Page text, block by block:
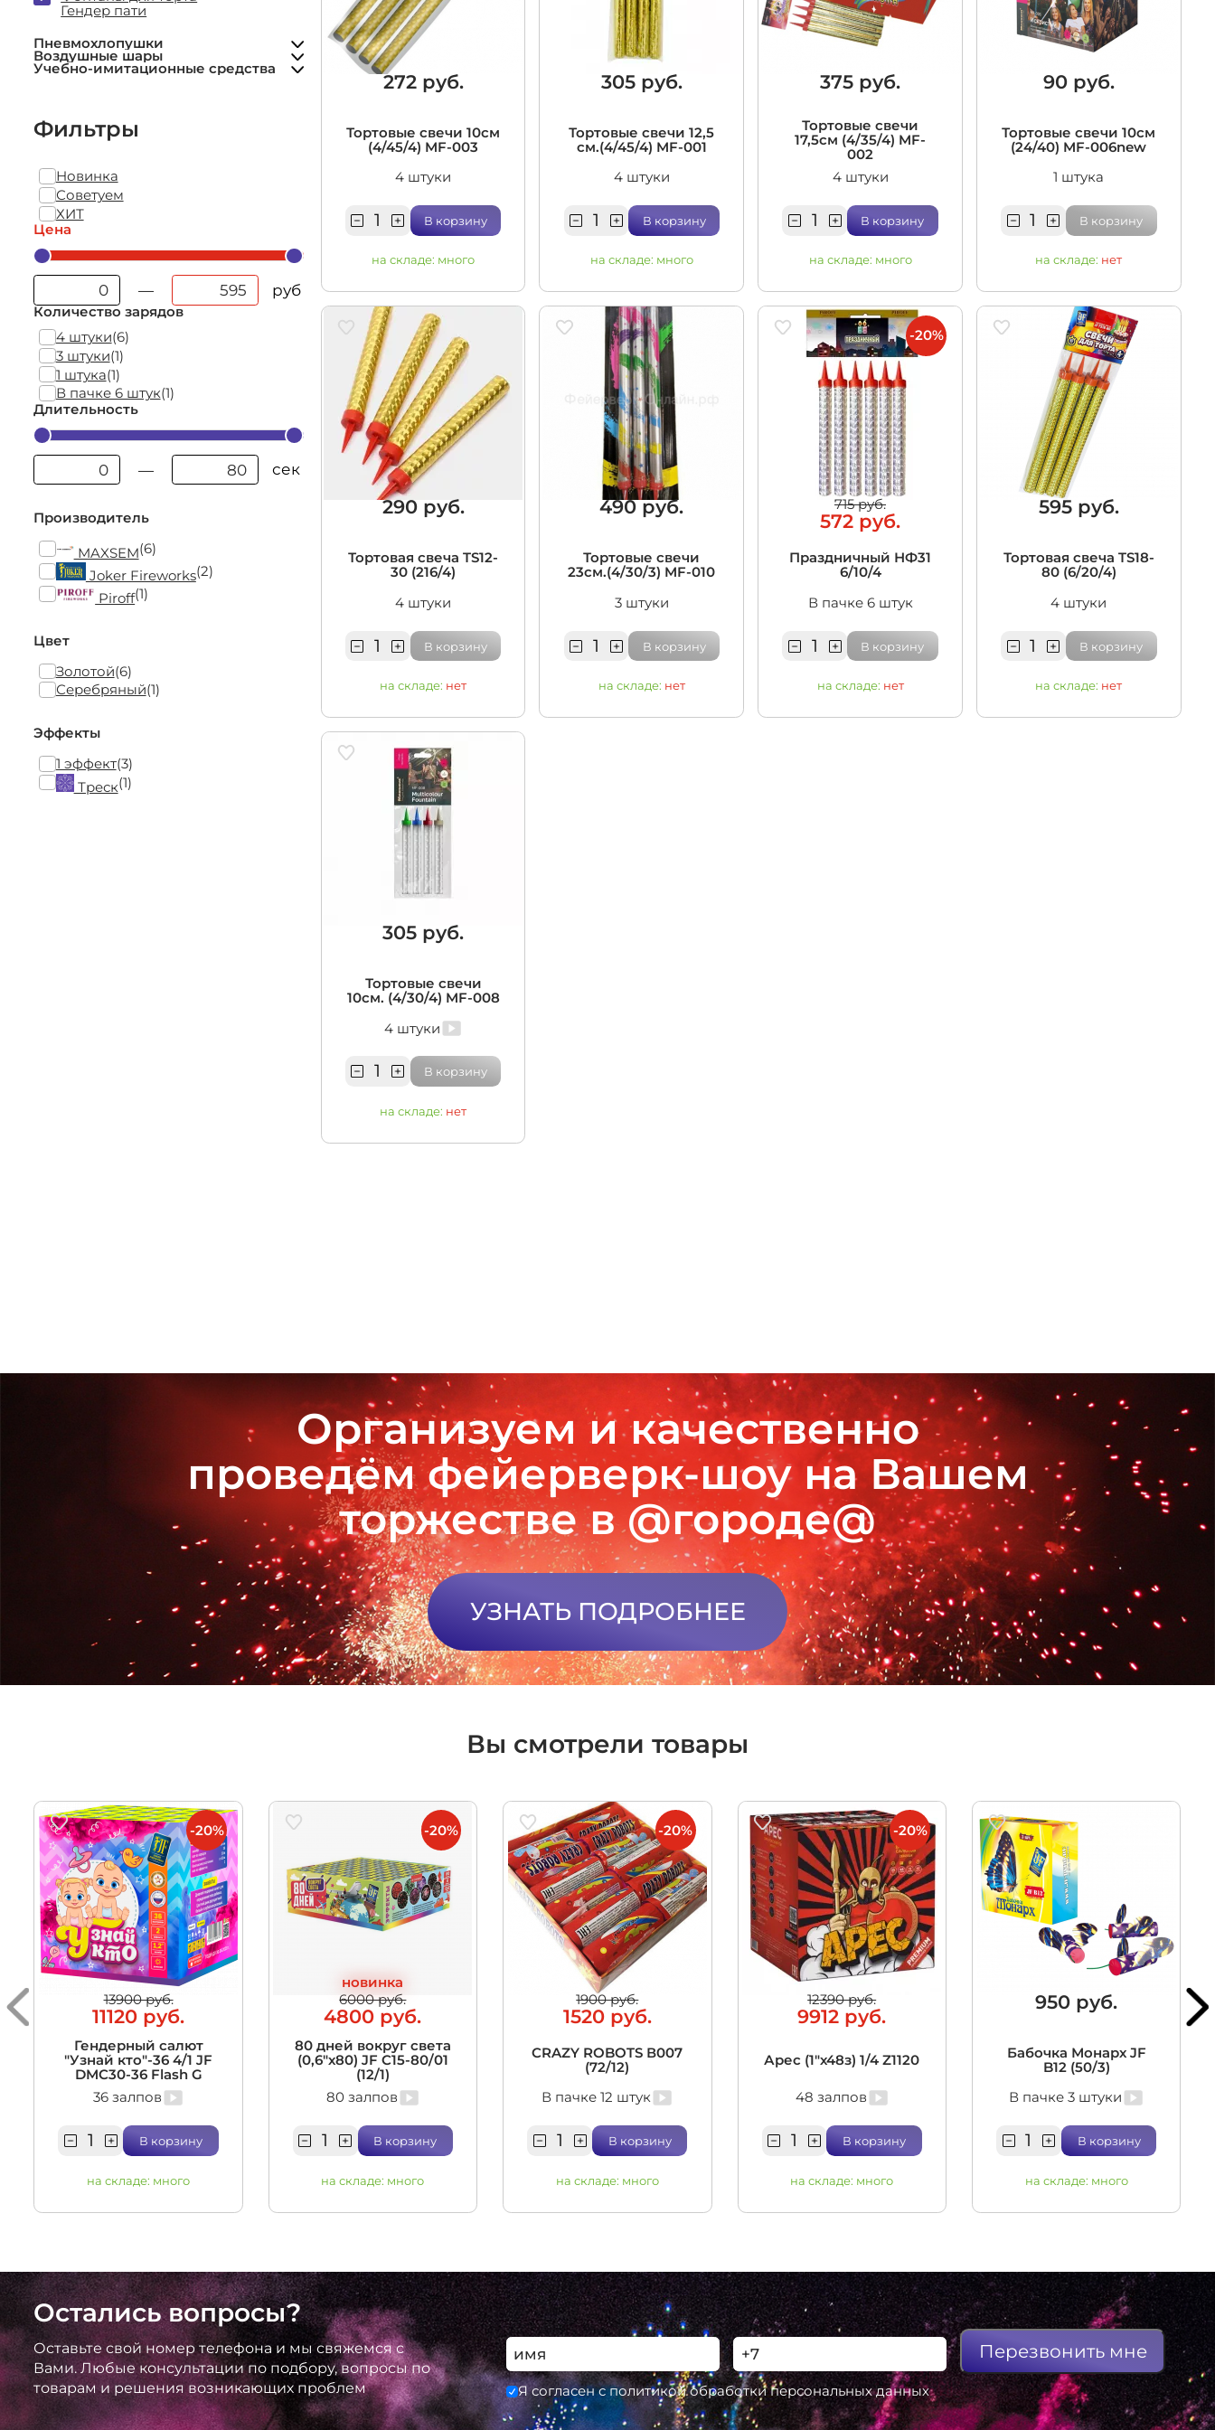
средства
Гендер пати
Пневмохлопушки
Воздушные шары
Учебно-имитационные средства
Гранаты учебные
Фильтры
Новинка
Советуем
ХИТ
Цена
— руб
Количество зарядов
4 штуки(6)
3 штуки(1)
1 штука(1)
В пачке 6 штук(1)
Длительность
— сек
Производитель
MAXSEM(6)
Joker Fireworks(2)
Piroff(1)
Цвет
Золотой(6)
Серебряный(1)
Эффекты
1 эффект(3)
Треск(1)
272 руб.
Тортовые свечи 10см
(4/45/4) MF-003
4 штуки
В корзину
на складе: много
305 руб.
Тортовые свечи 12,5
см.(4/45/4) MF-001
4 штуки
В корзину
на складе: много
375 руб.
Тортовые свечи
17,5см (4/35/4) MF-
002
4 штуки
В корзину
на складе: много
90 руб.
Тортовые свечи 10см
(24/40) MF-006new
1 штука
В корзину
на складе: нет
290 руб.
Тортовая свеча TS12-
30 (216/4)
4 штуки
В корзину
на складе: нет
490 руб.
Тортовые свечи
23см.(4/30/3) MF-010
3 штуки
В корзину
на складе: нет
715 руб.
572 руб.
Праздничный НФ31
6/10/4
В пачке 6 штук
В корзину
на складе: нет
-20%
595 руб.
Тортовая свеча TS18-
80 (6/20/4)
4 штуки
В корзину
на складе: нет
305 руб.
Тортовые свечи
10см. (4/30/4) MF-008
4 штуки
В корзину
на складе: нет
Организуем и качественно
проведём фейерверк-шоу на Вашем
торжестве в @городе@
УЗНАТЬ ПОДРОБНЕЕ
Вы смотрели товары
13900 руб.
11120 руб.
Гендерный салют
"Узнай кто"-36 4/1 JF
DMC30-36 Flash G
36 залпов
В корзину
на складе: много
-20%
новинка
6000 руб.
4800 руб.
80 дней вокруг света
(0,6"х80) JF C15-80/01
(12/1)
80 залпов
В корзину
на складе: много
-20%
1900 руб.
1520 руб.
CRAZY ROBOTS В007
(72/12)
В пачке 12 штук
В корзину
на складе: много
-20%
12390 руб.
9912 руб.
Арес (1"х48з) 1/4 Z1120
48 залпов
В корзину
на складе: много
-20%
950 руб.
Бабочка Монарх JF
B12 (50/3)
В пачке 3 штуки
В корзину
на складе: много
Остались вопросы?
Оставьте свой номер телефона и мы свяжемся с
Вами. Любые консультации по подбору, вопросы по
товарам и решения возникающих проблем
Перезвонить мне
Я согласен с политикой обработки персональных данных